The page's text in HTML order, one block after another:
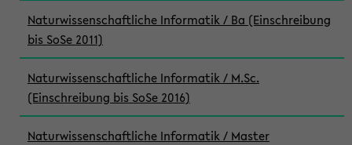
Naturwissenschaftliche Informatik / Ba (Einschreibung
bis SoSe 2011)
Naturwissenschaftliche Informatik / M.Sc.
(Einschreibung bis SoSe 2016)
Naturwissenschaftliche Informatik / Master